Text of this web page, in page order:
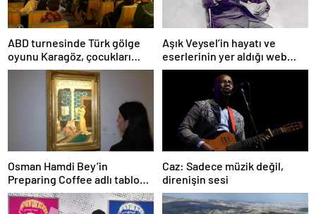
ABD turnesinde Türk gölge
oyunu Karagöz, çocukları
büyüledi
Aşık Veysel’in hayatı ve
eserlerinin yer aldığı web
portalı hizmete girdi
Osman Hamdi Bey’in
Preparing Coffee adlı tablosu
75 milyon liraya satışa
sunuldu
Caz: Sadece müzik değil,
direnişin sesi